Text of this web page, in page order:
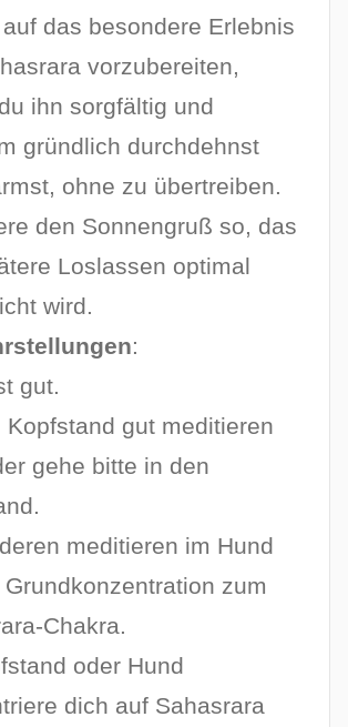
das besondere Erlebnis
vorzubereiten,
ihn sorgfältig und
gründlich durchdehnst
ohne zu übertreiben.
den Sonnengruß so, das
Loslassen optimal
wird.
:
gut.
Kopfstand gut meditieren
gehe bitte in den
meditieren im Hund
zum
Chakra.
oder Hund
dich auf Sahasrara